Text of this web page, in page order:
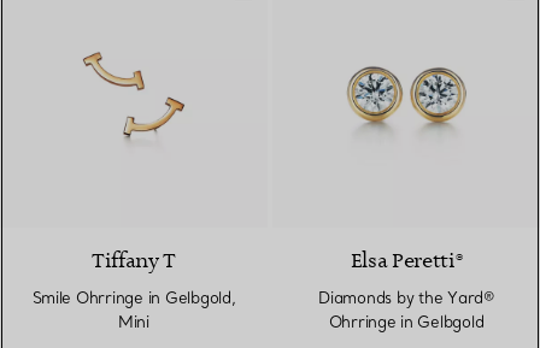
Tiffany T
Smile Ohrringe in Gelbgold,
Mini
Elsa Peretti®
Diamonds by the Yard®
Ohrringe in Gelbgold